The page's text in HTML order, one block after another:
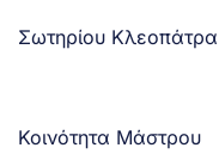
Σωτηρίου
Κοινότητα Μάστρου